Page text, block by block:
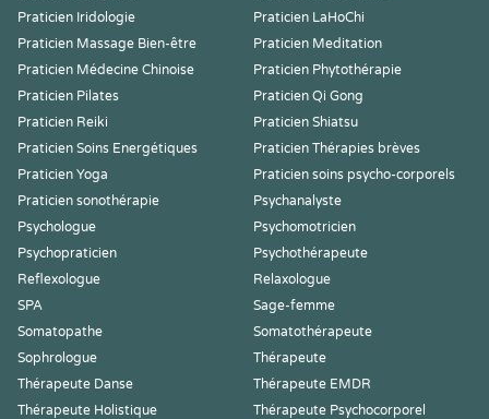
Praticien Iridologie
Praticien LaHoChi
Praticien Massage Bien-être
Praticien Meditation
Praticien Médecine Chinoise
Praticien Phytothérapie
Praticien Pilates
Praticien Qi Gong
Praticien Reiki
Praticien Shiatsu
Praticien Soins Energétiques
Praticien Thérapies brèves
Praticien Yoga
Praticien soins psycho-corporels
Praticien sonothérapie
Psychanalyste
Psychologue
Psychomotricien
Psychopraticien
Psychothérapeute
Reflexologue
Relaxologue
SPA
Sage-femme
Somatopathe
Somatothérapeute
Sophrologue
Thérapeute
Thérapeute Danse
Thérapeute EMDR
Thérapeute Holistique
Thérapeute Psychocorporel